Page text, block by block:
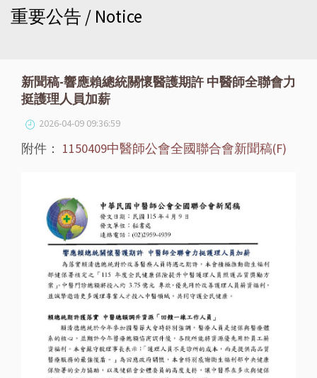
重要公告 / Notice
新聞稿-響應賴總統關懷醫護期許 中醫師全聯會力
挺護理人員加薪
2026-04-09 09:36:59
附件： 1150409中醫師公會全國聯合會新聞稿(F)